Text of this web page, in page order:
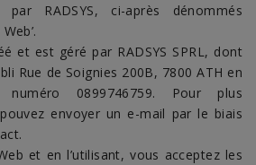
par RADSYS, ci-après dénommés
et est géré par RADSYS SPRL, dont
Rue de Soignies 200B, 7800 ATH en
0899746759. Pour plus
envoyer un e-mail par le biais
et en l’utilisant, vous acceptez les